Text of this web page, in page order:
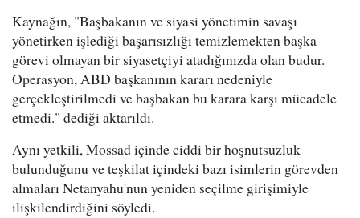
Kaynağın, "Başbakanın ve siyasi yönetimin savaşı
yönetirken işlediği başarısızlığı temizlemekten başka
görevi olmayan bir siyasetçiyi atadığınızda olan budur.
Operasyon, ABD başkanının kararı nedeniyle
gerçekleştirilmedi ve başbakan bu karara karşı mücadele
etmedi." dediği aktarıldı.
Aynı yetkili, Mossad içinde ciddi bir hoşnutsuzluk
bulunduğunu ve teşkilat içindeki bazı isimlerin görevden
almaları Netanyahu'nun yeniden seçilme girişimiyle
ilişkilendirdiğini söyledi.